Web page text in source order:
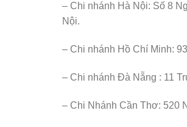
– Chi nhánh Hà Nội: Số 8
Nội.
– Chi nhánh Hồ Chí Minh:
– Chi nhánh Đà Nẵng : 11
– Chi Nhánh Cần Thơ: 520